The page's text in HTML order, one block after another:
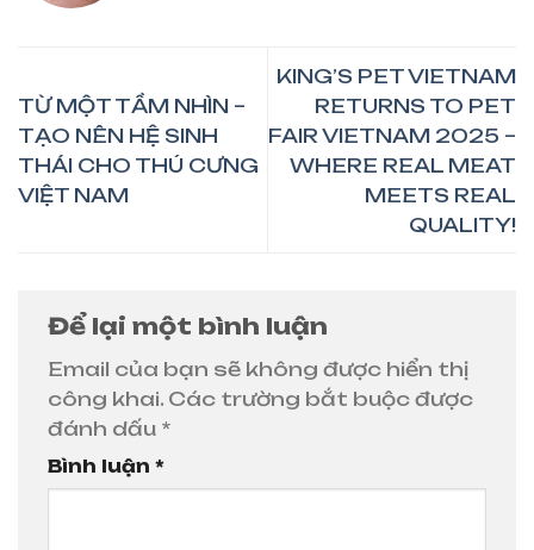
TỪ MỘT TẦM NHÌN –
TẠO NÊN HỆ SINH
THÁI CHO THÚ CƯNG
VIỆT NAM
KING’S PET VIETNAM
RETURNS TO PET
FAIR VIETNAM 2025 –
WHERE REAL MEAT
MEETS REAL
QUALITY!
Để lại một bình luận
Email của bạn sẽ không được hiển thị
công khai. Các trường bắt buộc được
đánh dấu *
Bình luận *